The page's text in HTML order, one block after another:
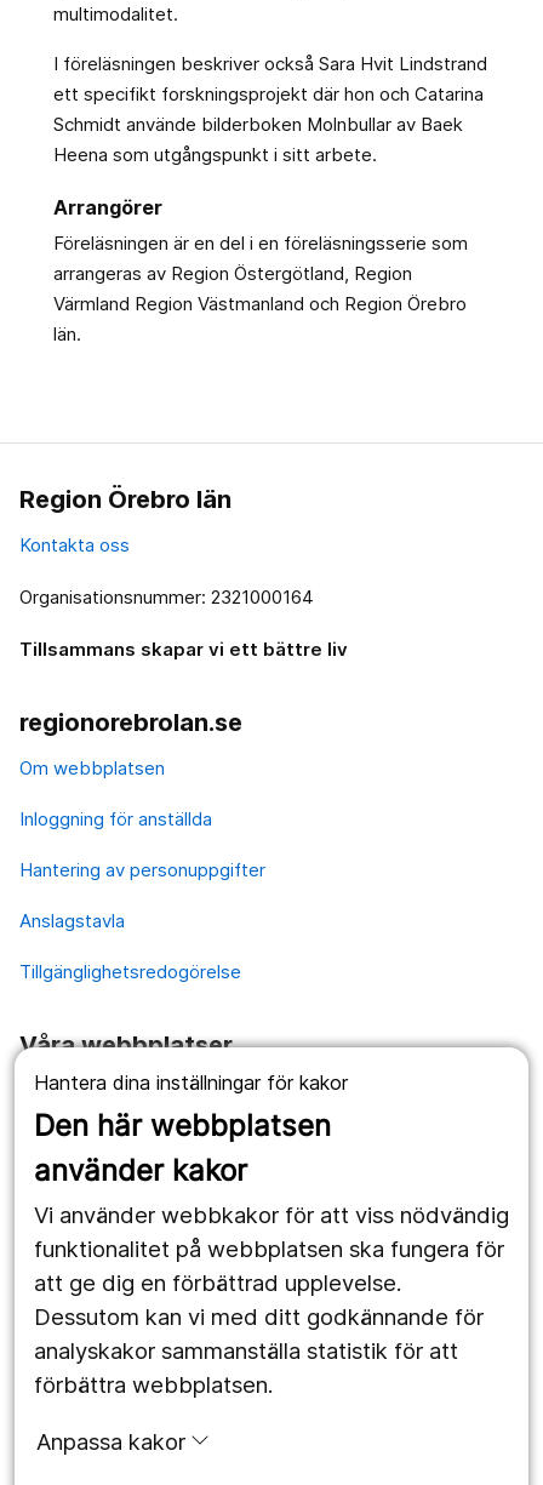
Hantera dina inställningar för kakor
Den här webbplatsen
använder kakor
Vi använder webbkakor för att viss nödvändig
funktionalitet på webbplatsen ska fungera för
att ge dig en förbättrad upplevelse.
Dessutom kan vi med ditt godkännande för
analyskakor sammanställa statistik för att
förbättra webbplatsen.
Anpassa kakor
multimodalitet.
I föreläsningen beskriver också Sara Hvit Lindstrand
ett specifikt forskningsprojekt där hon och Catarina
Schmidt använde bilderboken Molnbullar av Baek
Heena som utgångspunkt i sitt arbete.
Arrangörer
Föreläsningen är en del i en föreläsningsserie som
arrangeras av Region Östergötland, Region
Värmland Region Västmanland och Region Örebro
län.
Region Örebro län
Kontakta oss
Organisationsnummer: 2321000164
Tillsammans skapar vi ett bättre liv
regionorebrolan.se
Om webbplatsen
Inloggning för anställda
Hantering av personuppgifter
Anslagstavla
Tillgänglighetsredogörelse
Våra webbplatser
1177.se
Länstrafiken
Utveckling
Följ oss
Facebook